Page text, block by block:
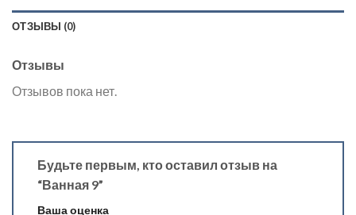
ОТЗЫВЫ (0)
Отзывы
Отзывов пока нет.
Будьте первым, кто оставил отзыв на
“Ванная 9”
Ваша оценка